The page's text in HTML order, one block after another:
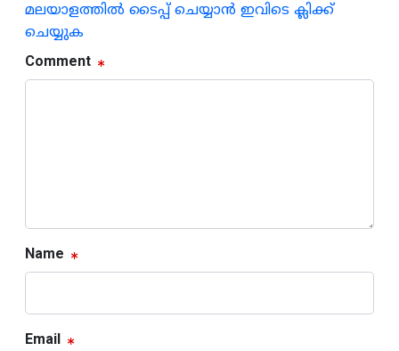
മലയാളത്തില്‍ ടൈപ്പ് ചെയ്യാന്‍ ഇവിടെ ക്ലിക്ക്
ചെയ്യുക
Comment
Name
Email